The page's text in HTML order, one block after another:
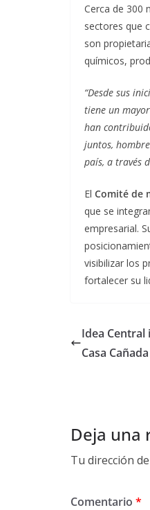
Cerca de 300
sectores que
son
químicos,
“Desde sus
tiene un
han
juntos,
país, a través
El Comité de
que se
empresarial.
visibilizar los
fortalecer su
Idea
Casa Cañada
Deja una
Tu dirección
Comentario *